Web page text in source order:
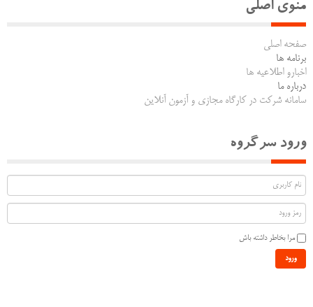
منوی اصلی
صفحه اصلی
برنامه ها
اخبارو اطلاعیه ها
درباره ما
سامانه شرکت در کارگاه مجازی و آزمون آنلاین
ورود سرگروه
مرا بخاطر داشته باش
ورود